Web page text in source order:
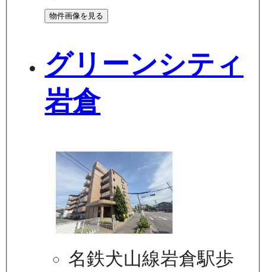
物件画像を見る
グリーンシティ
岩倉
名鉄犬山線岩倉駅歩